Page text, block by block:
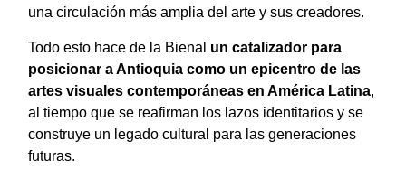
una circulación más amplia del arte y sus creadores.
Todo esto hace de la Bienal un catalizador para
posicionar a Antioquia como un epicentro de las
artes visuales contemporáneas en América Latina,
al tiempo que se reafirman los lazos identitarios y se
construye un legado cultural para las generaciones
futuras.